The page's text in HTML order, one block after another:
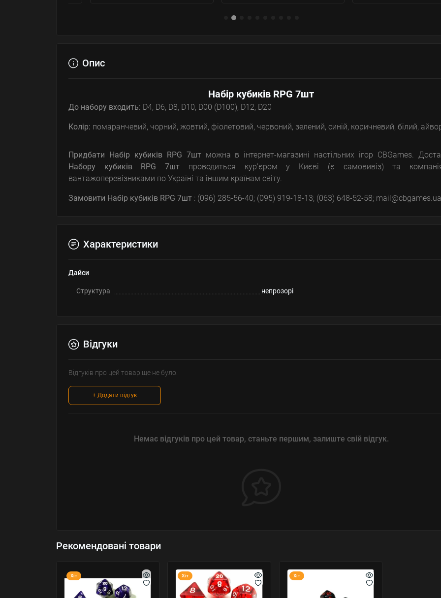
Опис
Набір кубиків RPG 7шт
До набору входить: D4, D6, D8, D10, D00 (D100), D12, D20
Колір: помаранчевий, чорний, жовтий, фіолетовий, червоний, зелений, синій, коричневий, білий,
Придбати Набір кубиків RPG 7шт можна в інтернет-магазині настільних ігор CBGames.
Набору кубиків RPG 7шт проводиться кур'єром у Києві (є самовивіз) та
вантажоперевізниками по Україні та іншим країнам світу.
Замовити Набір кубиків RPG 7шт : (096) 285-56-40; (095) 919-18-13; (063) 648-52-58; mail@cbgames.ua
Характеристики
Дайси
Структура непрозорі
Відгуки
Відгуків про цей товар ще не було.
+ Додати відгук
Немає відгуків про цей товар, станьте першим, залиште свій відгук.
Рекомендовані товари
Хіт Хіт Хіт